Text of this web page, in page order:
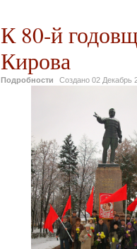
К 80-й
Кирова
Подробности Создано 02 Декабрь